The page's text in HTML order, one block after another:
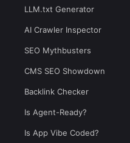
LLM.txt Generator
AI Crawler Inspector
SEO Mythbusters
CMS SEO Showdown
Backlink Checker
Is Agent-Ready?
Is App Vibe Coded?